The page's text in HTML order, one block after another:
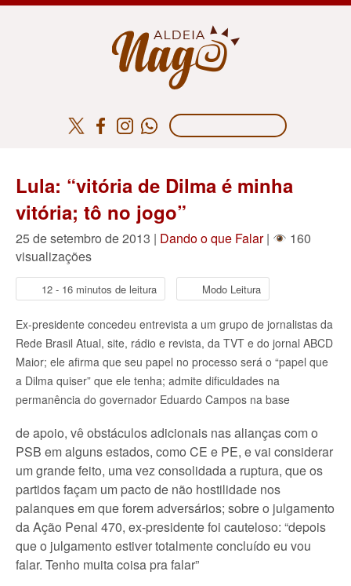
Lula: “vitória de Dilma é minha
vitória; tô no jogo”
25 de setembro de 2013 | Dando o que Falar|
160
visualizações
12 - 16 minutos de leitura Modo Leitura
Ex-presidente concedeu entrevista a um grupo de jornalistas da
Rede Brasil Atual, site, rádio e revista, da TVT e do jornal ABCD
Maior; ele afirma que seu papel no processo será o “papel que
a Dilma quiser” que ele tenha; admite dificuldades na
permanência do governador Eduardo Campos na base
de apoio, vê obstáculos adicionais nas alianças com o
PSB em alguns estados, como CE e PE, e vai considerar
um grande feito, uma vez consolidada a ruptura, que os
partidos façam um pacto de não hostilidade nos
palanques em que forem adversários; sobre o julgamento
da Ação Penal 470, ex-presidente foi cauteloso: “depois
que o julgamento estiver totalmente concluído eu vou
falar. Tenho muita coisa pra falar”